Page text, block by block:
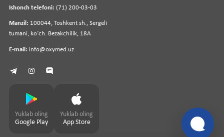
Ishonch telefoni: (71) 200-03-03
Manzil: 100044, Toshkent sh., Sergeli
tumani, koʻch. Bezakchilik, 18A
E-mail: info@oxymed.uz
Yuklab oling
Google Play
Yuklab oling
App Store